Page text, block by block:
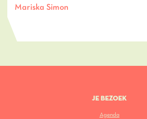
Mariska Simon
JE BEZOEK
Agenda